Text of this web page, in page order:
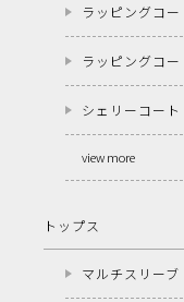
ラッピングコー
ラッピングコ
シェリーコート
view more
トップス
マルチスリーブ